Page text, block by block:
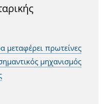
μεταφέρει πρωτείνες
μηχανισμός